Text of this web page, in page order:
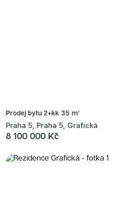
Prodej bytu 2+kk 35 m²
Praha 5, Praha 5, Grafická
8 100 000 Kč